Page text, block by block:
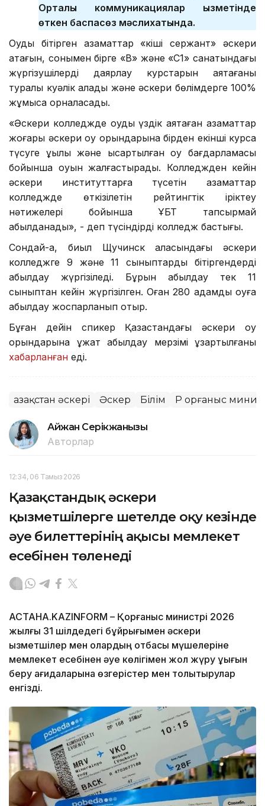
Орталық коммуникациялар қызметінде
өткен баспасөз мәслихатында.
Оқуды бітірген азаматтар «кіші сержант» әскери
атағын, сонымен бірге «В» және «С1» санатындағы
жүргізушілерді даярлау курстарын аяқтағаны
туралы куәлік алады және әскери бөлімдерге 100%
жұмысқа орналасады.
«Әскери колледжде оқуды үздік аяқтаған азаматтар
жоғары әскери оқу орындарына бірден екінші курсқа
түсуге құқылы және қысқартылған оқу бағдарламасы
бойынша оқуын жалғастырады. Колледжден кейін
әскери институттарға түсетін азаматтар
колледжде өткізілетін рейтингтік іріктеу
нәтижелері бойынша ҰБТ тапсырмай
қабылданады», - деп түсіндірді колледж бастығы.
Сондай-ақ, биыл Щучинск қаласындағы әскери
колледжге 9 және 11 сыныптарды бітіргендерді
қабылдау жүргізіледі. Бұрын қабылдау тек 11
сыныптан кейін жүргізілген. Оған 280 адамды оқуға
қабылдау жоспарланып отыр.
Бұған дейін спикер Қазақстандағы әскери оқу
орындарына құжат қабылдау мерзімі ұзартылғаны
хабарланған еді.
Қазақстан әскері Әскер Білім ҚР Қорғаныс
Айжан Серікжанқызы
Авторлар
12:34, 06 Тамыз 2026
Қазақстандық әскери
қызметшілерге шетелде оқу кезінде
әуе билеттерінің ақысы мемлекет
есебінен төленеді
АСТАНА.KAZINFORM – Қорғаныс министрі 2026
жылғы 31 шілдедегі бұйрығымен әскери
қызметшілер мен олардың отбасы мүшелеріне
мемлекет есебінен әуе көлігімен жол жүру құқығын
беру қағидаларына өзгерістер мен толықтырулар
енгізді.